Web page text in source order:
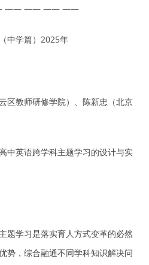
—— —— —— ——
中学篇）2025年
区教师研修学院）、陈新忠（北京
中英语跨学科主题学习的设计与实
题学习是落实育人方式变革的必然
势，综合融通不同学科知识解决问